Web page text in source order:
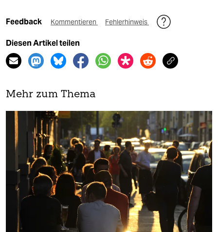
Feedback Kommentieren Fehlerhinweis
Diesen Artikel teilen
Mehr zum Thema